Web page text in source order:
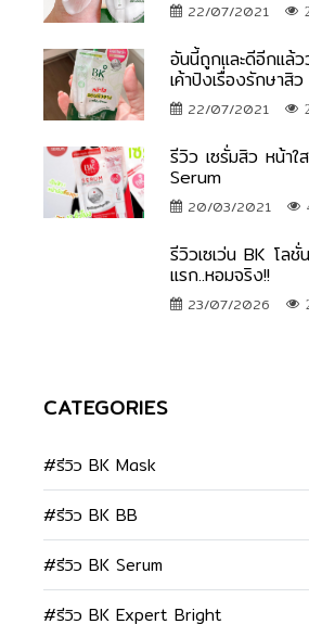
22/07/2021
อันนี้ถูกและดีอีกแล้
เค้าปังเรื่องรักษาสิว
22/07/2021
รีวิว เซรั่มสิว หน้า
Serum
20/03/2021
รีวิวเซเว่น BK โล
แรก..หอมจริง!!
23/07/2026
CATEGORIES
#รีวิว BK Mask
#รีวิว BK BB
#รีวิว BK Serum
#รีวิว BK Expert Bright